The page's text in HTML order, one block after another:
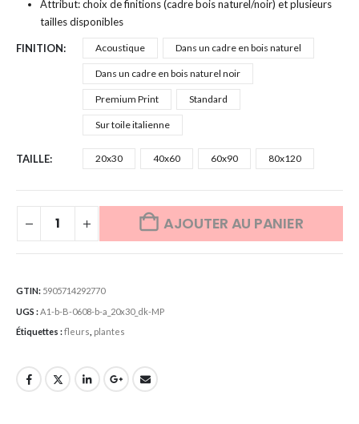
Attribut: choix de finitions (cadre bois naturel/noir) et plusieurs
tailles disponibles
FINITION Acoustique Dans un cadre en bois naturel
Dans un cadre en bois naturel noir
Premium Print Standard
Sur toile italienne
TAILLE 20x30 40x60 60x90 80x120
AJOUTER AU PANIER
GTIN: 5905714292770
UGS : A1-b-B-0608-b-a_20x30_dk-MP
Étiquettes :fleurs plantes